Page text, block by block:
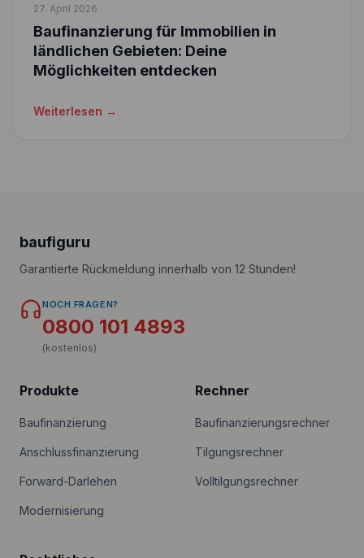
27. April 2026
Baufinanzierung für Immobilien in
ländlichen Gebieten: Deine
Möglichkeiten entdecken
Weiterlesen →
baufiguru
Garantierte Rückmeldung innerhalb von 12 Stunden!
NOCH FRAGEN?
0800 101 4893
(kostenlos)
Produkte
Baufinanzierung
Anschlussfinanzierung
Forward-Darlehen
Modernisierung
Rechner
Baufinanzierungsrechner
Tilgungsrechner
Volltilgungsrechner